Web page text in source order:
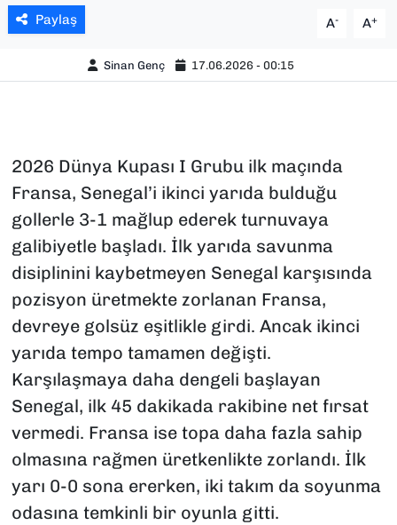
Paylaş A- A+
Sinan Genç 17.06.2026 - 00:15
2026 Dünya Kupası I Grubu ilk maçında
Fransa, Senegal’i ikinci yarıda bulduğu
gollerle 3-1 mağlup ederek turnuvaya
galibiyetle başladı. İlk yarıda savunma
disiplinini kaybetmeyen Senegal karşısında
pozisyon üretmekte zorlanan Fransa,
devreye golsüz eşitlikle girdi. Ancak ikinci
yarıda tempo tamamen değişti.
Karşılaşmaya daha dengeli başlayan
Senegal, ilk 45 dakikada rakibine net fırsat
vermedi. Fransa ise topa daha fazla sahip
olmasına rağmen üretkenlikte zorlandı. İlk
yarı 0-0 sona ererken, iki takım da soyunma
odasına temkinli bir oyunla gitti.